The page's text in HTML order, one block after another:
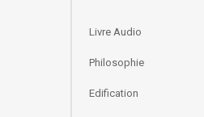
Livre Audio
Philosophie
Edification